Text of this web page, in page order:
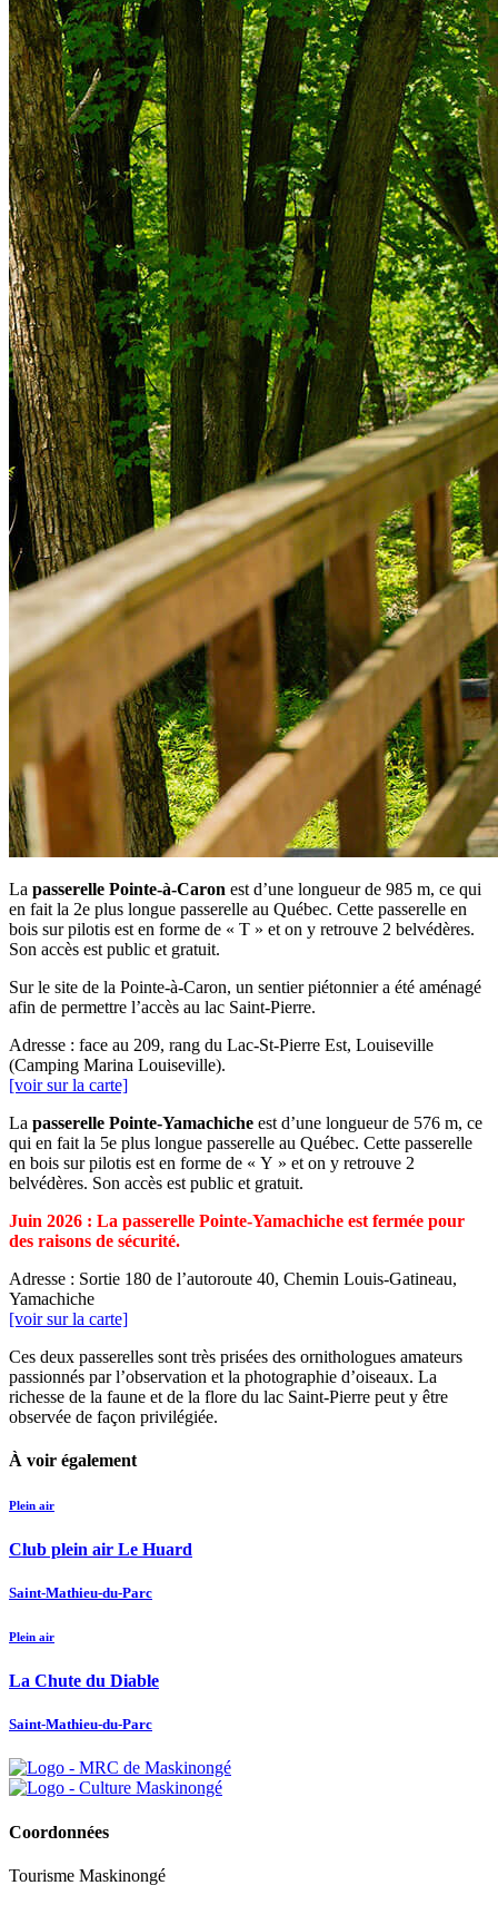
La passerelle Pointe-à-Caron est d’une longueur de 985 m, ce qui
en fait la 2e plus longue passerelle au Québec. Cette passerelle en
bois sur pilotis est en forme de « T » et on y retrouve 2 belvédères.
Son accès est public et gratuit.
Sur le site de la Pointe-à-Caron, un sentier piétonnier a été aménagé
afin de permettre l’accès au lac Saint-Pierre.
Adresse : face au 209, rang du Lac-St-Pierre Est, Louiseville
(Camping Marina Louiseville).
[voir sur la carte]
La passerelle Pointe-Yamachiche est d’une longueur de 576 m, ce
qui en fait la 5e plus longue passerelle au Québec. Cette passerelle
en bois sur pilotis est en forme de « Y » et on y retrouve 2
belvédères. Son accès est public et gratuit.
Juin 2026 : La passerelle Pointe-Yamachiche est fermée pour
des raisons de sécurité.
Adresse : Sortie 180 de l’autoroute 40, Chemin Louis-Gatineau,
Yamachiche
[voir sur la carte]
Ces deux passerelles sont très prisées des ornithologues amateurs
passionnés par l’observation et la photographie d’oiseaux. La
richesse de la faune et de la flore du lac Saint-Pierre peut y être
observée de façon privilégiée.
À voir également
Plein air
Club plein air Le Huard
Saint-Mathieu-du-Parc
Plein air
La Chute du Diable
Saint-Mathieu-du-Parc
Coordonnées
Tourisme Maskinongé